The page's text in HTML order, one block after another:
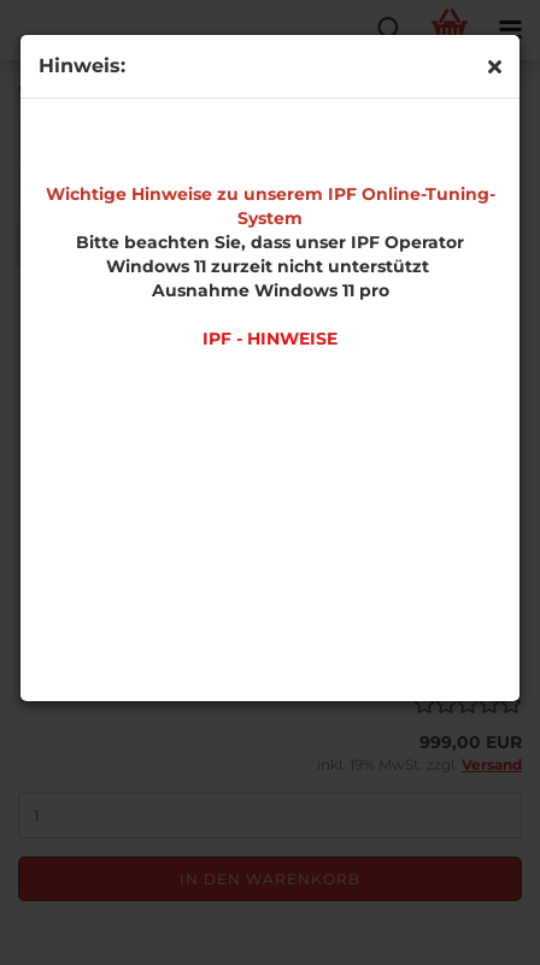
Hinweis:
Wichtige Hinweise zu unserem IPF Online-Tuning-
System
Bitte beachten Sie, dass unser IPF Operator
Windows 11 zurzeit nicht unterstützt
Ausnahme Windows 11 pro
IPF - HINWEISE
Wagner Tuning
50 pro Seite
pro Seite
999,00 EUR
inkl. 19% MwSt. zzgl. Versand
IN DEN WARENKORB